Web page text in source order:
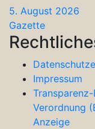
5. August 2026
Gazette
Impressum
Verordnung
Anzeige